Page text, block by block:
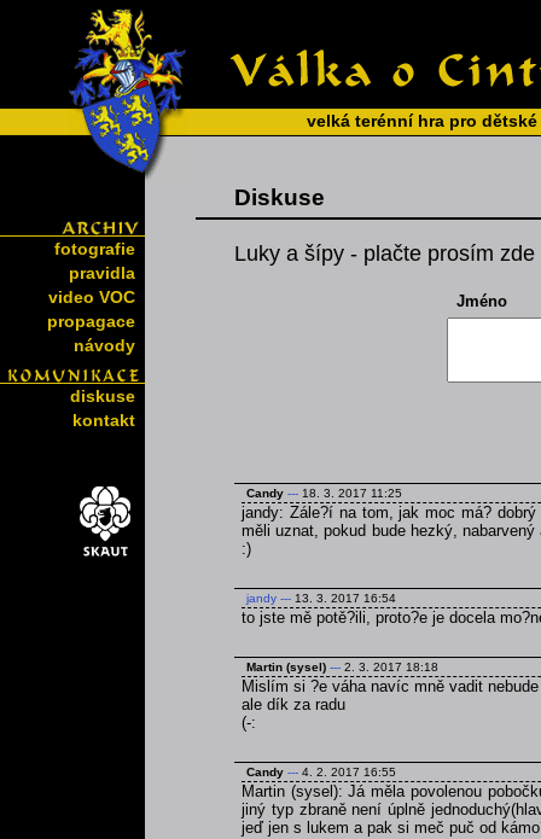
velká terénní hra pro
fotografie
pravidla
video VOC
propagace
návody
diskuse
kontakt
Diskuse
Luky a šípy - plačte prosím zde
Jméno
Candy --- 18. 3. 2017 11:25
jandy: Zále?í na tom, jak moc má?
měli uznat, pokud bude hezký,
:)
jandy --- 13. 3. 2017 16:54
to jste mě potě?ili, proto?e je docela
Martin (sysel) --- 2. 3. 2017 18:18
Mislím si ?e váha navíc mně vadit nebude
ale dík za radu
(-:
Candy --- 4. 2. 2017 16:55
Martin (sysel): Já měla povolenou
jiný typ zbraně není úplně
jeď jen s lukem a pak si meč puč od